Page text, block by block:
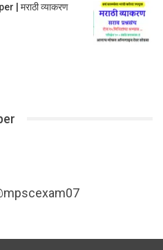
| मराठी व्याकरण